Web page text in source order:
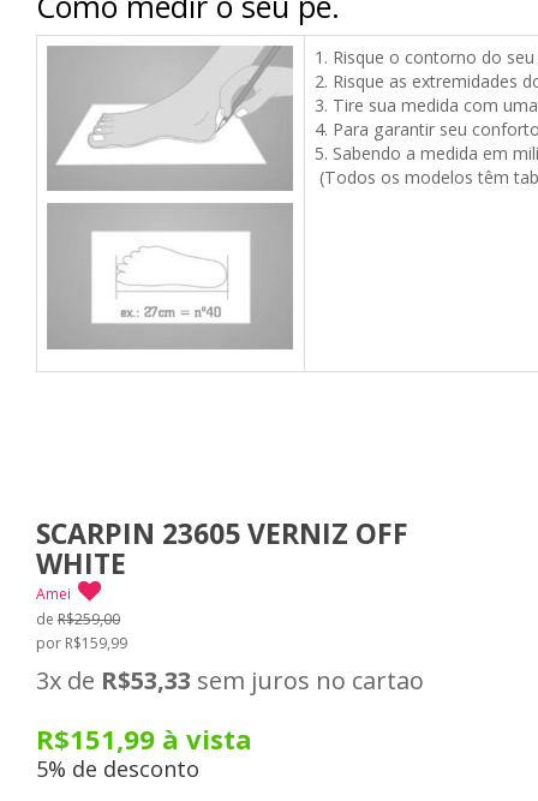
1. Risque o contorno do
2. Risque as extremidades
3. Tire sua medida com
4. Para garantir seu
5. Sabendo a medida em
(Todos os modelos têm
SCARPIN 23605 VERNIZ OFF
WHITE
Amei
de R$259,00
por R$159,99
3x de R$53,33 sem juros no cartao
R$151,99 à vista
5% de desconto